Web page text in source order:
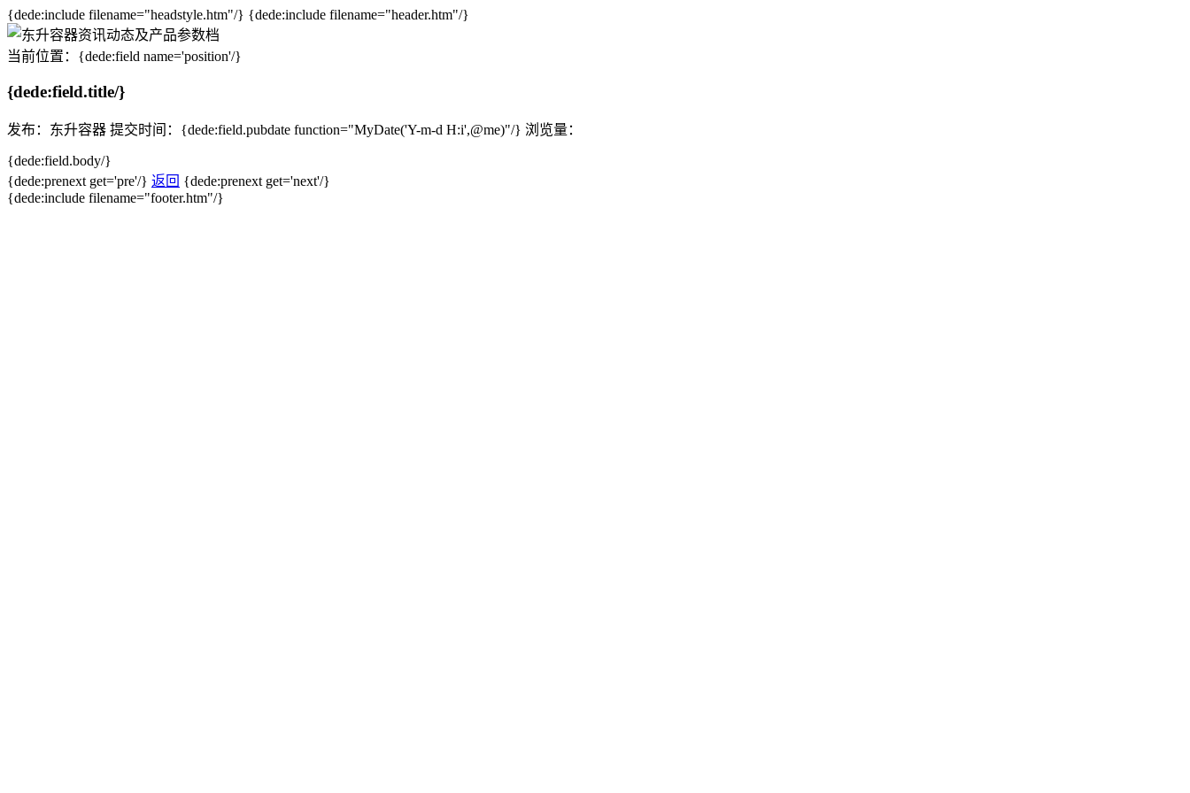
{dede:include filename="headstyle.htm"/} {dede:include filename="header.htm"/}
当前位置：{dede:field name='position'/}
{dede:field.title/}
发布：东升容器 提交时间：{dede:field.pubdate function="MyDate('Y-m-d H:i',@me)"/} 浏览量：
{dede:field.body/}
{dede:prenext get='pre'/} 返回 {dede:prenext get='next'/}
{dede:include filename="footer.htm"/}